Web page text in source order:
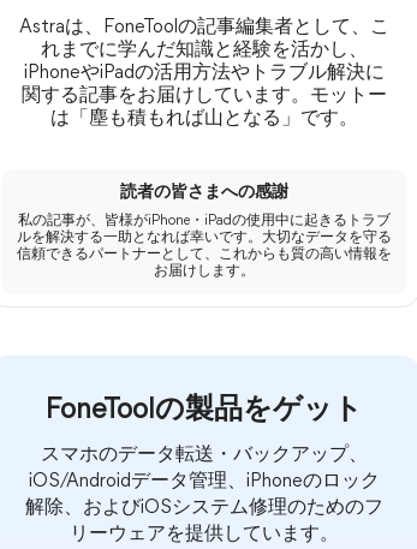
Astraは、FoneToolの記事編集者として、こ
れまでに学んだ知識と経験を活かし、
iPhoneやiPadの活用方法やトラブル解決に
関する記事をお届けしています。モットー
は「塵も積もれば山となる」です。
読者の皆さまへの感謝
私の記事が、皆様がiPhone・iPadの使用中に起きるトラブ
ルを解決する一助となれば幸いです。大切なデータを守る
信頼できるパートナーとして、これからも質の高い情報を
お届けします。
FoneToolの製品をゲット
スマホのデータ転送・バックアップ、
iOS/Androidデータ管理、iPhoneのロック
解除、およびiOSシステム修理のためのフ
リーウェアを提供しています。